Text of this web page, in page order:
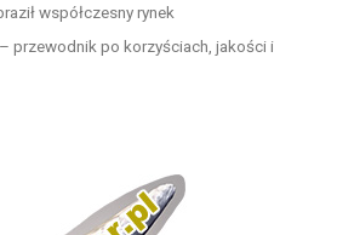
współczesny rynek
przewodnik po korzyściach, jakości i